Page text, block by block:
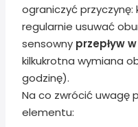
ograniczyć przyczynę:
regularnie usuwać
sensowny przepływ
kilkukrotna wymiana
godzinę).
Na co zwrócić uwagę
elementu: